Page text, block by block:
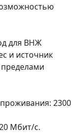
для ВНЖ
и источник
2300
Мбит/с.